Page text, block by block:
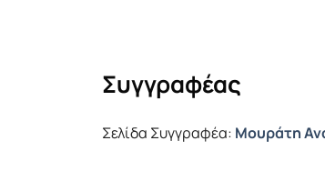
Συγγραφέας
Σελίδα Συγγραφέα: Μουράτη